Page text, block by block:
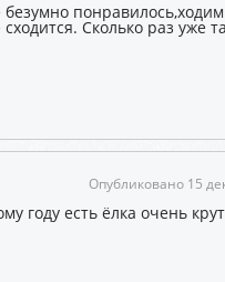
Сколько раз уже
Опубликовано 15
году есть ёлка очень